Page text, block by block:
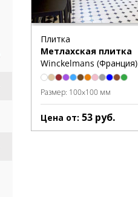
Плитка
Метлахская плитка
Winckelmans (Франция)
Размер: 100x100 мм
Цена от: 53 руб.